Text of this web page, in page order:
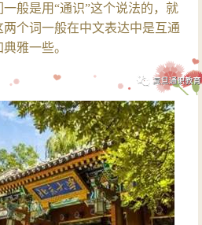
般是用“通识”这个说法的，就
个词一般在中文表达中是互通
雅一些。